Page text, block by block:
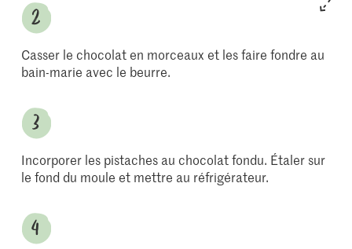
Casser le chocolat en morceaux et les faire fondre au
bain-marie avec le beurre.
Incorporer les pistaches au chocolat fondu. Étaler sur
le fond du moule et mettre au réfrigérateur.